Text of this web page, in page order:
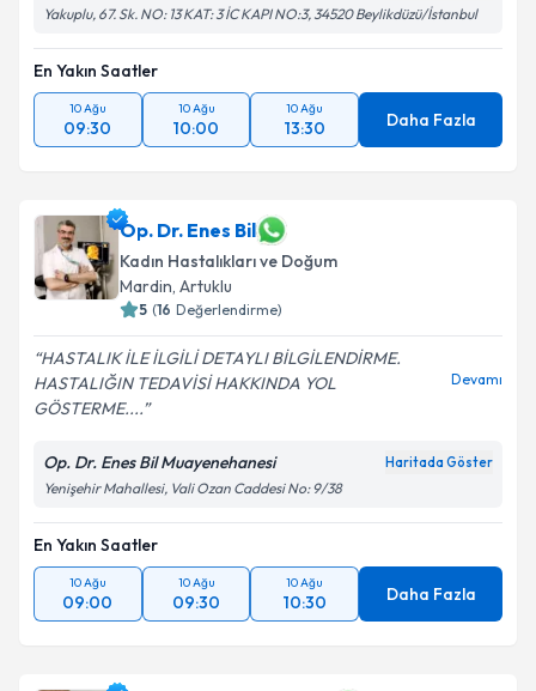
Yakuplu, 67. Sk. NO: 13 KAT: 3 İC KAPI NO:3, 34520 Beylikdüzü/İstanbul
En Yakın Saatler
10 Ağu
09:30
10 Ağu
10:00
10 Ağu
13:30 Daha Fazla
Op. Dr. Enes Bil
Kadın Hastalıkları ve Doğum
Mardin, Artuklu
5 (16 Değerlendirme)
HASTALIK İLE İLGİLİ DETAYLI BİLGİLENDİRME.
HASTALIĞIN TEDAVİSİ HAKKINDA YOL
GÖSTERME....
Devamı
Op. Dr. Enes Bil Muayenehanesi Haritada Göster
Yenişehir Mahallesi, Vali Ozan Caddesi No: 9/38
En Yakın Saatler
10 Ağu
09:00
10 Ağu
09:30
10 Ağu
10:30 Daha Fazla